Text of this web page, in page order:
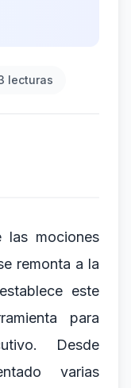
lecturas
las mociones
remonta a la
este
para
Desde
varias